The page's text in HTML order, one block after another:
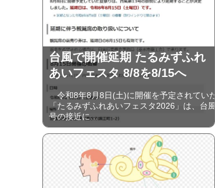
台風で開催延期 たるみずふれ
あいフェスタ 8/8を8/15へ
令和8年8月8日(土)に開催を予定されていた
「たるみずふれあいフェスタ2026」は、台風
号の接近に…